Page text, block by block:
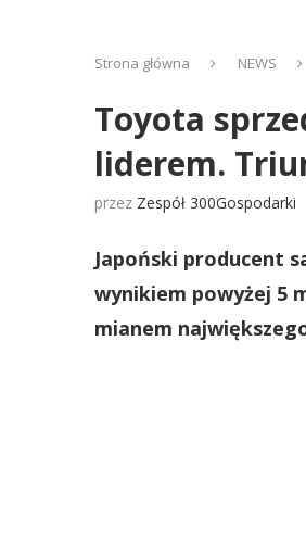
Strona główna NEWS
Toyota
liderem.
przez Zespół 300Gospodarki
Japoński producent
wynikiem powyżej 5
mianem